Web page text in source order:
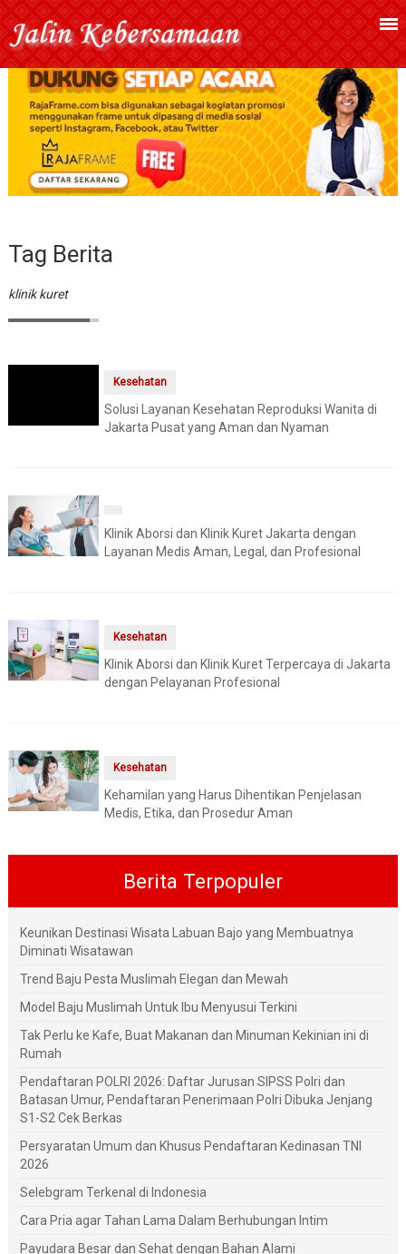
Tag Berita
klinik kuret
Kesehatan
Solusi Layanan Kesehatan Reproduksi Wanita di
Jakarta Pusat yang Aman dan Nyaman
Klinik Aborsi dan Klinik Kuret Jakarta dengan
Layanan Medis Aman, Legal, dan Profesional
Kesehatan
Klinik Aborsi dan Klinik Kuret Terpercaya di Jakarta
dengan Pelayanan Profesional
Kesehatan
Kehamilan yang Harus Dihentikan Penjelasan
Medis, Etika, dan Prosedur Aman
Berita Terpopuler
Keunikan Destinasi Wisata Labuan Bajo yang Membuatnya
Diminati Wisatawan
Trend Baju Pesta Muslimah Elegan dan Mewah
Model Baju Muslimah Untuk Ibu Menyusui Terkini
Tak Perlu ke Kafe, Buat Makanan dan Minuman Kekinian ini di
Rumah
Pendaftaran POLRI 2026: Daftar Jurusan SIPSS Polri dan
Batasan Umur, Pendaftaran Penerimaan Polri Dibuka Jenjang
S1-S2 Cek Berkas
Persyaratan Umum dan Khusus Pendaftaran Kedinasan TNI
2026
Selebgram Terkenal di Indonesia
Cara Pria agar Tahan Lama Dalam Berhubungan Intim
Payudara Besar dan Sehat dengan Bahan Alami